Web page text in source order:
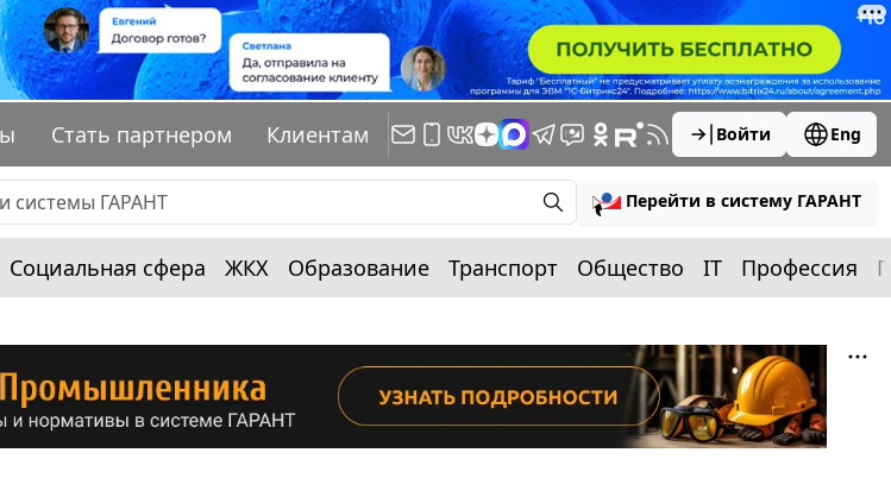
Стать партнером Клиентам Войти Eng
Перейти в систему ГАРАНТ
Социальная сфера ЖКХ Образование Транспорт Общество IT Профессия